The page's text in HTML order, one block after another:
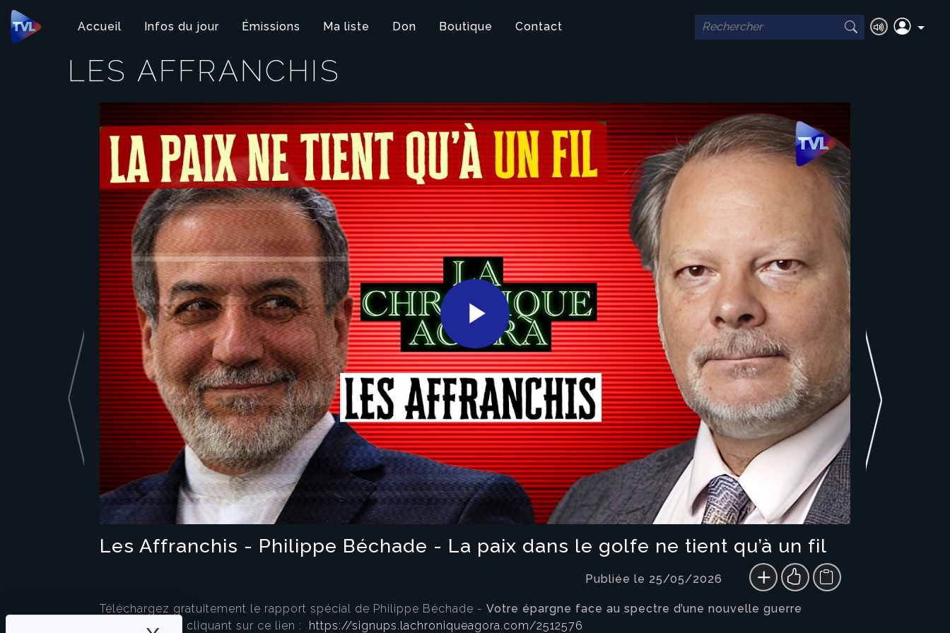
Panneau de gestion des cookies
Accueil Infos du jour Émissions Ma liste Don Boutique Contact
LES AFFRANCHIS
Play
Video
Les Affranchis - Philippe Béchade - La paix dans le golfe ne tient qu’à un fil
Publiée le 25/05/2026
Téléchargez gratuitement le rapport spécial de Philippe Béchade - Votre épargne face au spectre d’une nouvelle guerre
mondiale– en cliquant sur ce lien : https://signups.lachroniqueagora.com/2512576